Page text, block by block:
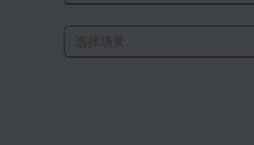
选择场景